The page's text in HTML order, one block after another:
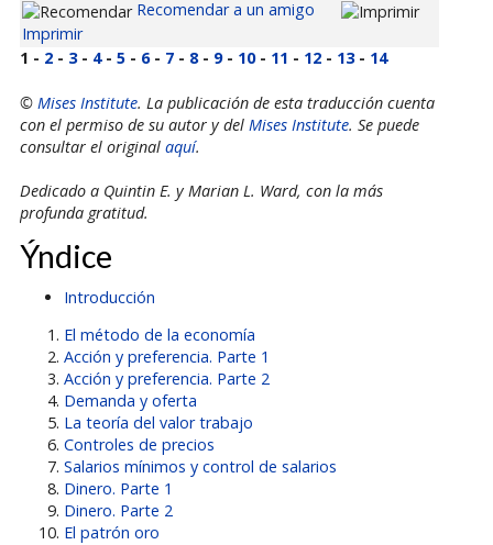
Recomendar a un amigo
Imprimir
1 - 2- 3- 4- 5- 6- 7- 8- 9- 10- 11 - 12- 13- 14
© Mises Institute. La publicación de esta traducción cuenta
con el permiso de su autor y del Mises Institute. Se puede
consultar el original aquí.
Dedicado a Quintin E. y Marian L. Ward, con la más
profunda gratitud.
Ýndice
Introducción
El método de la economía
Acción y preferencia. Parte 1
Acción y preferencia. Parte 2
Demanda y oferta
La teoría del valor trabajo
Controles de precios
Salarios mínimos y control de salarios
Dinero. Parte 1
Dinero. Parte 2
El patrón oro